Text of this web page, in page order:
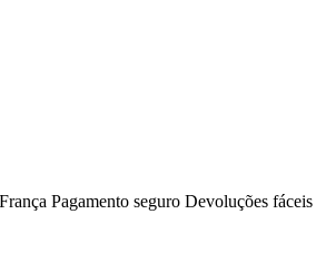
Pagamento seguro Devoluções fáceis